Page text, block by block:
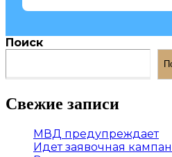
Поиск
Свежие записи
МВД предупреждает
Идет заявочная